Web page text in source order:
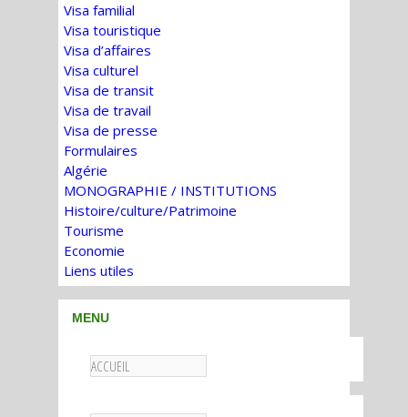
Visa familial
Visa touristique
Visa d’affaires
Visa culturel
Visa de transit
Visa de travail
Visa de presse
Formulaires
Algérie
MONOGRAPHIE / INSTITUTIONS
Histoire/culture/Patrimoine
Tourisme
Economie
Liens utiles
MENU
ACCUEIL